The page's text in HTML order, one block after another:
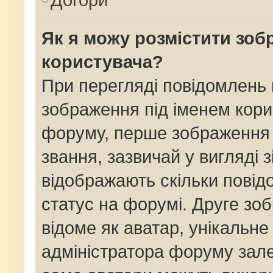
Як я можу розмістити
користувача?
При перегляді
зображення під іменем
форуму, перше зображення
звання, зазвичай у вигляді
відображають скільки
статус на форумі. Друге
відоме як аватар,
адміністратора форуму